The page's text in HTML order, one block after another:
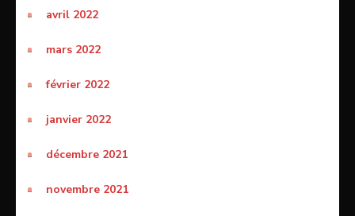
avril 2022
mars 2022
février 2022
janvier 2022
décembre 2021
novembre 2021